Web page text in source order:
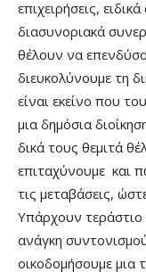
επιχειρήσεις,
διασυνοριακά
θέλουν να
διευκολύνουμε τη
είναι εκείνο που
μια δημόσια
δικά τους θεμιτά
επιταχύνουμε και
τις μεταβάσεις,
Υπάρχουν τεράστιο
ανάγκη
οικοδομήσουμε μια